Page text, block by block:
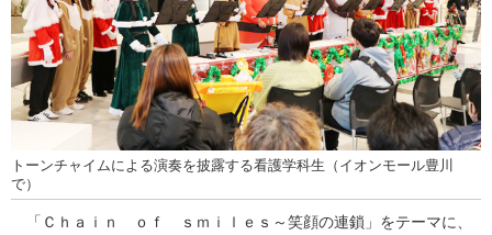
トーンチャイムによる演奏を披露する看護学科生（イオンモール豊川
で）
「Ｃｈａｉｎ ｏｆ ｓｍｉｌｅｓ～笑顔の連鎖」をテーマに、